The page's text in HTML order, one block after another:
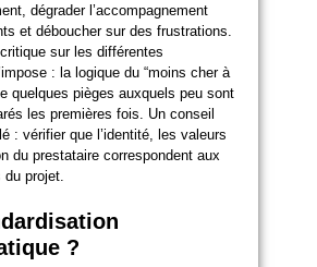
dégrader l’accompagnement
et déboucher sur des frustrations.
sur les différentes
: la logique du “moins cher à
quelques pièges auxquels peu sont
les premières fois. Un conseil
: vérifier que l’identité, les valeurs
du prestataire correspondent aux
du projet.
?